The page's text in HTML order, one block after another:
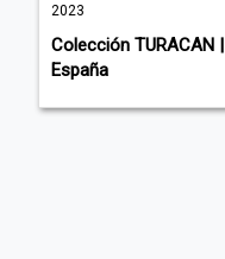
2023
Colección TURACAN |
España